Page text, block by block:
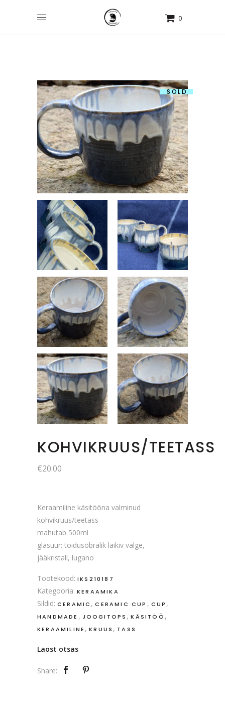
0
SOLD
KOHVIKRUUS/TEETASS
€20.00
Keraamiline käsitööna valminud
kohvikruus/teetass
mahutab 500ml
glasuur: toidusõbralik läikiv valge,
jääkristall, lugano
Tootekood: IKS210187
Kategooria: KERAAMIKA
Sildid: CERAMIC ,CERAMIC CUP , CUP ,
HANDMADE , JOOGITOPS ,KÄSITÖÖ ,
KERAAMILINE ,KRUUS , TASS
Laost otsas
Share: